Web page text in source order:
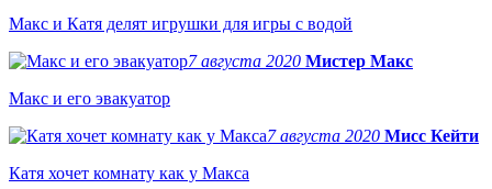
Макс и Катя делят игрушки для игры с водой
7 августа 2020 Мистер Макс
Макс и его эвакуатор
7 августа 2020 Мисс Кейти
Катя хочет комнату как у Макса